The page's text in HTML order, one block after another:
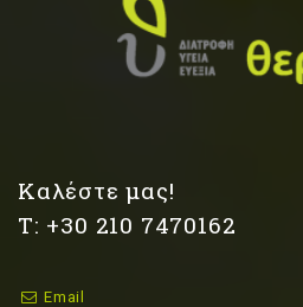
Καλέστε μας!
Τ: +30 210 7470162
Email